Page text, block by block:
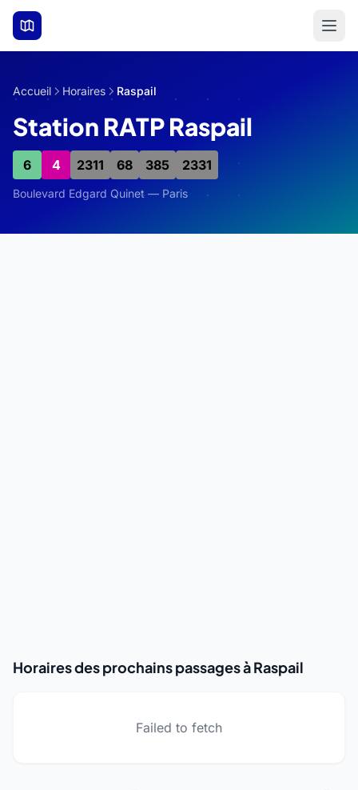
Aller au contenu principal
Accueil Horaires Raspail
Station RATP Raspail
6 4 2311 68 385 2331
Boulevard Edgard Quinet — Paris
Horaires des prochains passages à Raspail
Failed to fetch